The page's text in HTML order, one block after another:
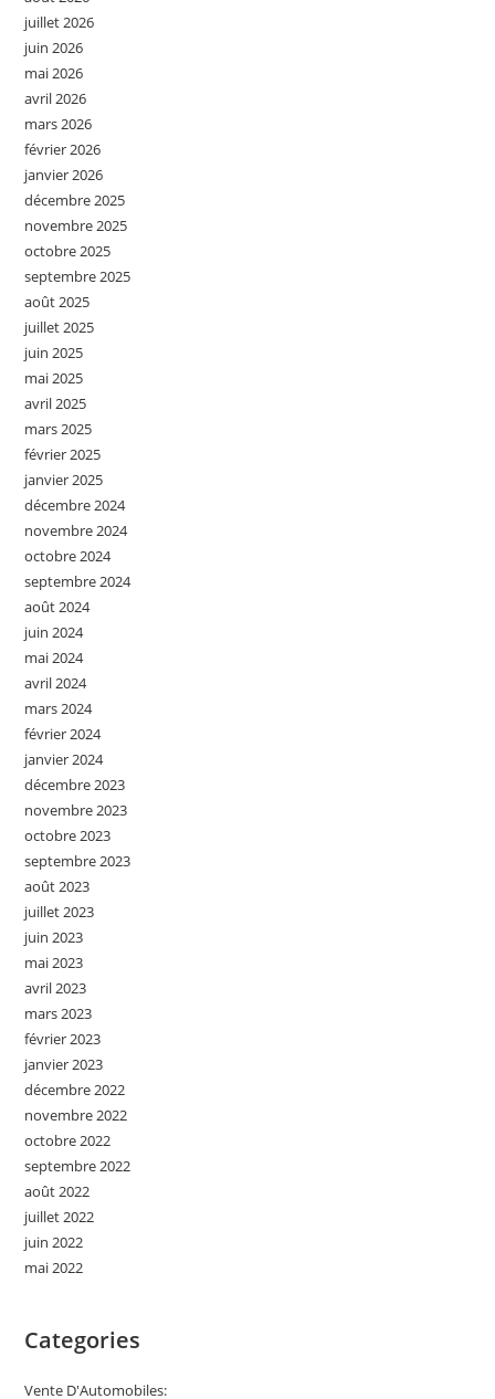
juillet 2026
juin 2026
mai 2026
avril 2026
mars 2026
février 2026
janvier 2026
décembre 2025
novembre 2025
octobre 2025
septembre 2025
août 2025
juillet 2025
juin 2025
mai 2025
avril 2025
mars 2025
février 2025
janvier 2025
décembre 2024
novembre 2024
octobre 2024
septembre 2024
août 2024
juin 2024
mai 2024
avril 2024
mars 2024
février 2024
janvier 2024
décembre 2023
novembre 2023
octobre 2023
septembre 2023
août 2023
juillet 2023
juin 2023
mai 2023
avril 2023
mars 2023
février 2023
janvier 2023
décembre 2022
novembre 2022
octobre 2022
septembre 2022
août 2022
juillet 2022
juin 2022
mai 2022
Categories
Vente D'Automobiles: